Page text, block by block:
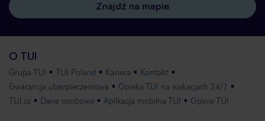
Znajdź na mapie
O TUI
Grupa TUI TUI Poland Kariera
Kontakt
Gwarancja ubezpieczeniowa
Opieka TUI na wakacjach 24/7
TUI.cz
Dane osobowe Aplikacja mobilna TUI Opinie TUI